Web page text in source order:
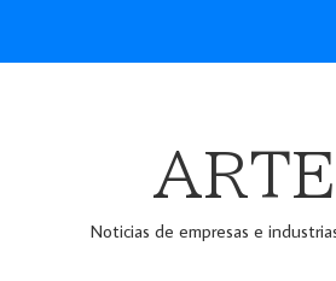
Noticias de empresas e